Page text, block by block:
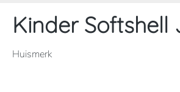
Kinder Softshell
Huismerk